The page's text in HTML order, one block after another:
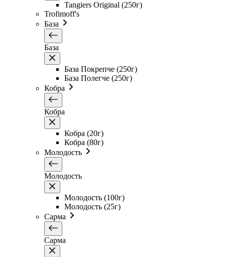
Tangiers Original (250г)
Trofimoff's
База
База
База Покрепче (250г)
База Полегче (250г)
Кобра
Кобра
Кобра (20г)
Кобра (80г)
Молодость
Молодость
Молодость (100г)
Молодость (25г)
Сарма
Сарма